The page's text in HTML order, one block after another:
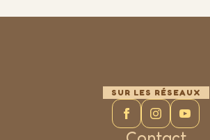
SUR LES RÉSEAUX